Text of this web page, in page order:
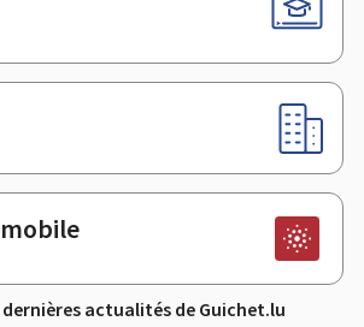
actualités de Guichet.lu